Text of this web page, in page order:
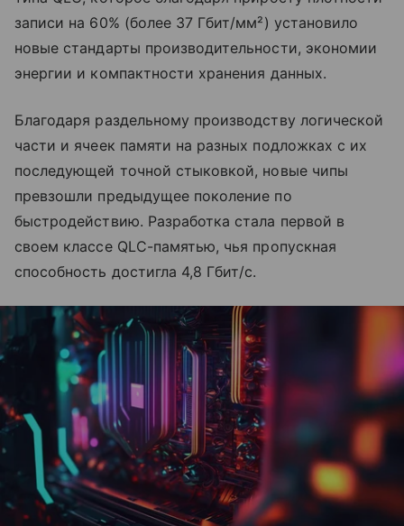
записи на 60% (более 37 Гбит/мм²) установило
новые стандарты производительности, экономии
энергии и компактности хранения данных.
Благодаря раздельному производству логической
части и ячеек памяти на разных подложках с их
последующей точной стыковкой, новые чипы
превзошли предыдущее поколение по
быстродействию. Разработка стала первой в
своем классе QLC-памятью, чья пропускная
способность достигла 4,8 Гбит/с.